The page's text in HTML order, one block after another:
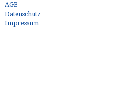
AGB
Datenschutz
Impressum